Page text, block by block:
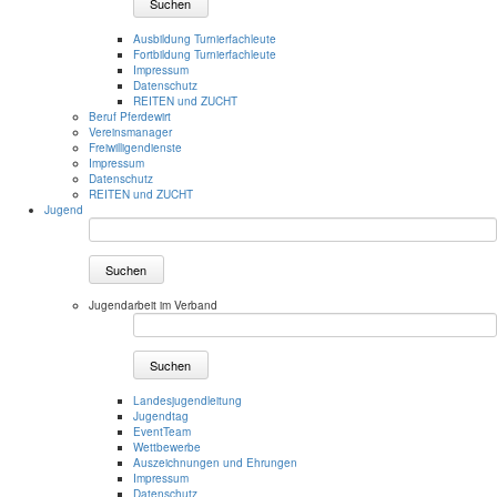
Suchen
Ausbildung Turnierfachleute
Fortbildung Turnierfachleute
Impressum
Datenschutz
REITEN und ZUCHT
Beruf Pferdewirt
Vereinsmanager
Freiwilligendienste
Impressum
Datenschutz
REITEN und ZUCHT
Jugend
Suchen
Jugendarbeit im Verband
Suchen
Landesjugendleitung
Jugendtag
EventTeam
Wettbewerbe
Auszeichnungen und Ehrungen
Impressum